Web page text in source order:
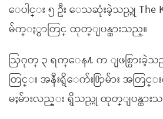
ေပါင္း ၅ ဦး ေသဆုံးခဲ့သည္ဟု The
မ်က္ႏွာတြင္ ထုတ္ျပန္ထားသည္။
ဩဂုတ္ ၃ ရက္ေန႔ က ျဖစ္ပြားခဲ့
တြင္း အနီးရွိေက်း႐ြာမ်ား အတြင္
မႈမ်ားလည္း ရွိသည္ဟု ထုတ္ျပန္ထား